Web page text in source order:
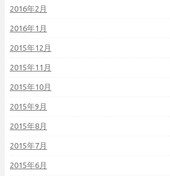
2016年2月
2016年1月
2015年12月
2015年11月
2015年10月
2015年9月
2015年8月
2015年7月
2015年6月